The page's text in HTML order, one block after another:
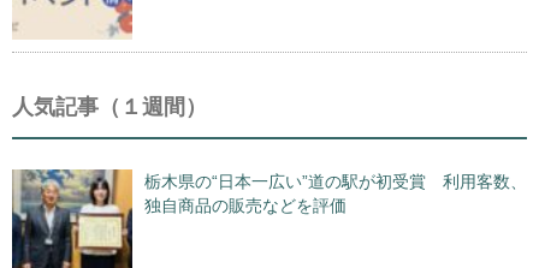
人気記事（１週間）
栃木県の“日本一広い”道の駅が初受賞 利用客数、
独自商品の販売などを評価